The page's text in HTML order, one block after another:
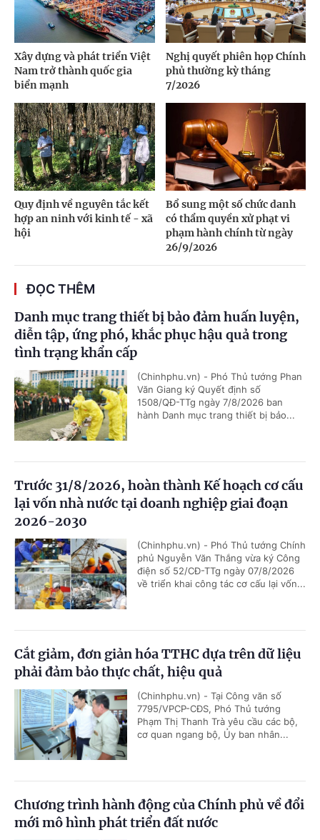
Xây dựng và phát triển Việt
Nam trở thành quốc gia
biển mạnh
Nghị quyết phiên họp Chính
phủ thường kỳ tháng
7/2026
Quy định về nguyên tắc kết
hợp an ninh với kinh tế - xã
hội
Bổ sung một số chức danh
có thẩm quyền xử phạt vi
phạm hành chính từ ngày
26/9/2026
ĐỌC THÊM
Danh mục trang thiết bị bảo đảm huấn luyện,
diễn tập, ứng phó, khắc phục hậu quả trong
tình trạng khẩn cấp
(Chinhphu.vn) - Phó Thủ tướng Phan
Văn Giang ký Quyết định số
1508/QĐ-TTg ngày 7/8/2026 ban
hành Danh mục trang thiết bị bảo...
Trước 31/8/2026, hoàn thành Kế hoạch cơ cấu
lại vốn nhà nước tại doanh nghiệp giai đoạn
2026-2030
(Chinhphu.vn) - Phó Thủ tướng Chính
phủ Nguyễn Văn Thắng vừa ký Công
điện số 52/CĐ-TTg ngày 07/8/2026
về triển khai công tác cơ cấu lại vốn...
Cắt giảm, đơn giản hóa TTHC dựa trên dữ liệu
phải đảm bảo thực chất, hiệu quả
(Chinhphu.vn) - Tại Công văn số
7795/VPCP-CĐS, Phó Thủ tướng
Phạm Thị Thanh Trà yêu cầu các bộ,
cơ quan ngang bộ, Ủy ban nhân...
Chương trình hành động của Chính phủ về đổi
mới mô hình phát triển đất nước